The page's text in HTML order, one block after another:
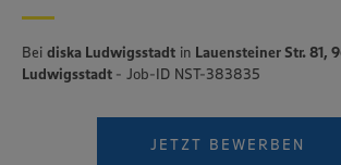
Bei diska Ludwigsstadt in Lauensteiner Str. 81,
Ludwigsstadt - Job-ID NST-383835
JETZT BEWERBEN